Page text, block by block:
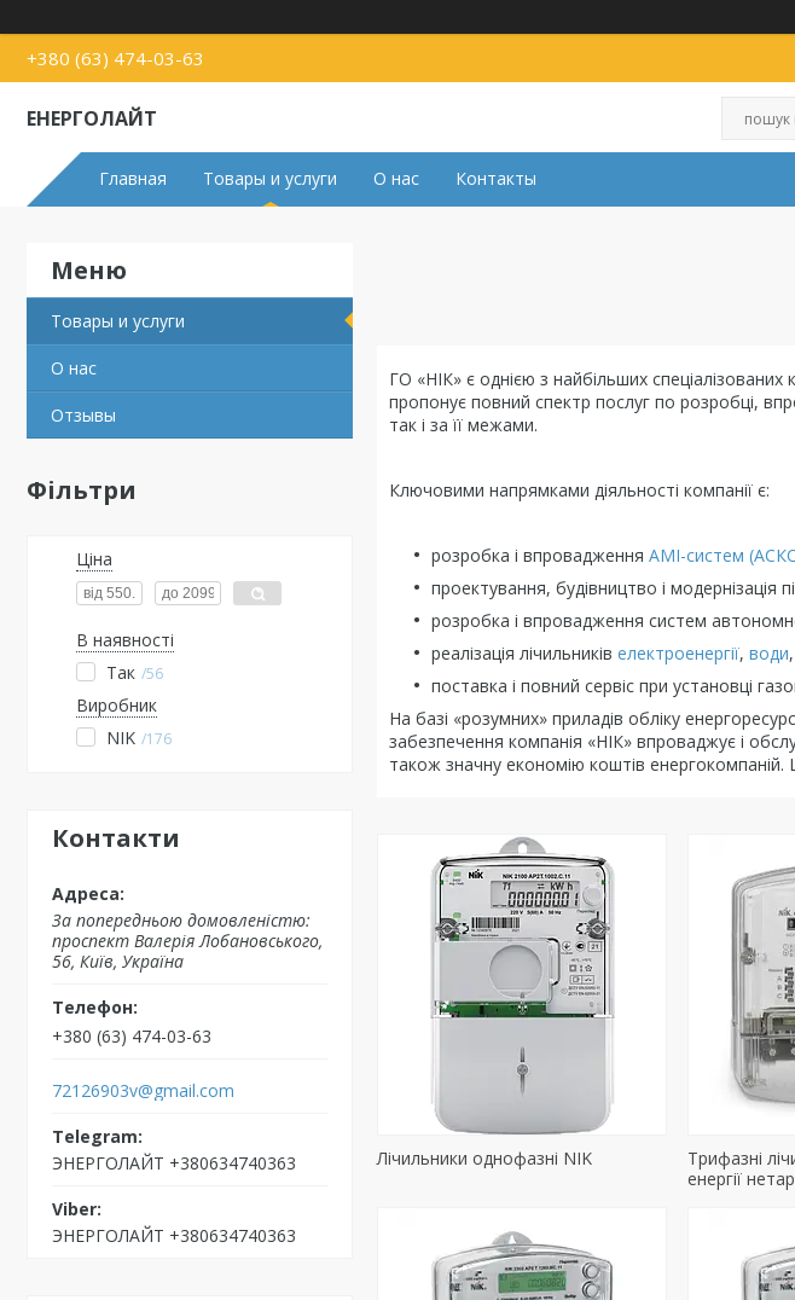
+380 (63) 474-03-63
ЕНЕРГОЛАЙТ
Главная Товары и услуги О нас Контакты
Товары и услуги
О нас
Отзывы
Фільтри
Ціна
В наявності
Так 56
Виробник
NIK 176
Контакти
За попередньою домовленістю:
проспект Валерія Лобановського,
56, Київ, Україна
+380 (63) 474-03-63
72126903v@gmail.com
ЭНЕРГОЛАЙТ +380634740363
ЭНЕРГОЛАЙТ +380634740363
ГО «НІК» є однією з найбільших
пропонує повний спектр послуг по розробці,
так і за її межами.
Ключовими напрямками діяльності компанії є:
розробка і впровадження AMI-систем
проектування, будівництво і модернізація
розробка і впровадження систем
реалізація лічильників електроенергії, води,
поставка і повний сервіс при установці
На базі «розумних» приладів обліку
забезпечення компанія «НІК» впроваджує і
також значну економію коштів
Лічильники однофазні NIK
Трифазні
енергії